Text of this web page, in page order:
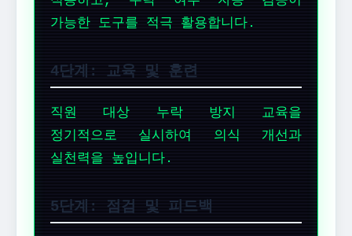
가능한 도구를 적극 활용합니다.
4단계: 교육 및 훈련
직원 대상 누락 방지 교육을
정기적으로 실시하여 의식 개선과
실천력을 높입니다.
5단계: 점검 및 피드백